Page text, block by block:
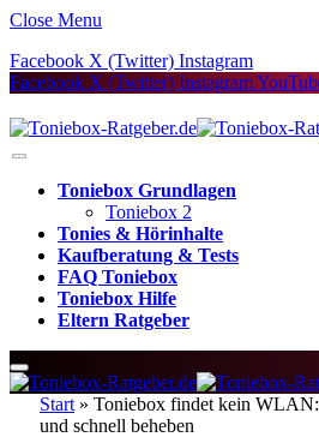
Close Menu
Facebook X (Twitter) Instagram
Facebook X (Twitter) Instagram
Toniebox Grundlagen
Toniebox 2
Tonies & Hörinhalte
Kaufberatung & Tests
FAQ Toniebox
Toniebox Hilfe
Eltern Ratgeber
Start » Toniebox findet kein WLAN:
und schnell beheben